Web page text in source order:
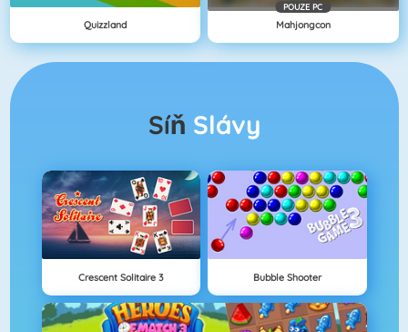
Quizzland
POUZE PC
Mahjongcon
Síň Slávy
Crescent Solitaire 3 Bubble Shooter